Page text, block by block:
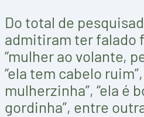
Do total de
admitiram ter falado
“mulher ao volante,
“ela tem cabelo
mulherzinha”, “ela é
gordinha”, entre